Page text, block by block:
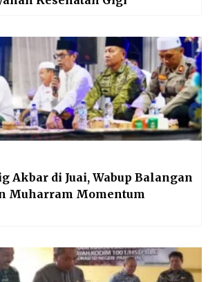
Akbar di Juai, Wabup Balangan
Muharram Momentum